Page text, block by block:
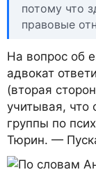
потому что
правовые
На вопрос об
адвокат
(вторая
учитывая, что
группы по
Тюрин. —